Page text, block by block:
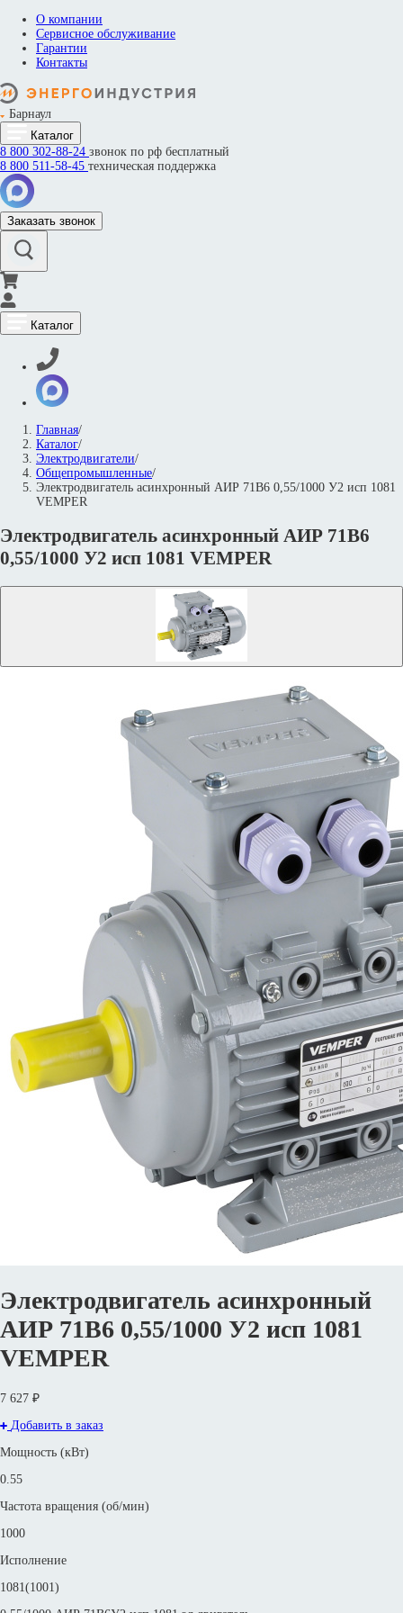
О компании
Сервисное обслуживание
Гарантии
Контакты
Барнаул
Каталог
8 800 302-88-24 звонок по рф бесплатный
8 800 511-58-45 техническая поддержка
Заказать звонок
Каталог
Главная/
Каталог/
Электродвигатели/
Общепромышленные/
Электродвигатель асинхронный АИР 71В6 0,55/1000 У2 исп 1081
VEMPER
Электродвигатель асинхронный АИР 71В6
0,55/1000 У2 исп 1081 VEMPER
Электродвигатель асинхронный
АИР 71В6 0,55/1000 У2 исп 1081
VEMPER
7 627 ₽
Добавить в заказ
Мощность (кВт)
0.55
Частота вращения (об/мин)
1000
Исполнение
1081(1001)